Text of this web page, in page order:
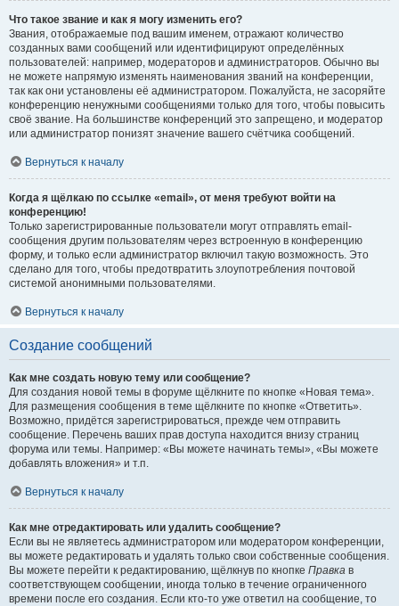
Что такое звание и как я могу изменить его?
Звания, отображаемые под вашим именем, отражают количество
созданных вами сообщений или идентифицируют определённых
пользователей: например, модераторов и администраторов. Обычно вы
не можете напрямую изменять наименования званий на конференции,
так как они установлены её администратором. Пожалуйста, не засоряйте
конференцию ненужными сообщениями только для того, чтобы повысить
своё звание. На большинстве конференций это запрещено, и модератор
или администратор понизят значение вашего счётчика сообщений.
Вернуться к началу
Когда я щёлкаю по ссылке «email», от меня требуют войти на
конференцию!
Только зарегистрированные пользователи могут отправлять email-
сообщения другим пользователям через встроенную в конференцию
форму, и только если администратор включил такую возможность. Это
сделано для того, чтобы предотвратить злоупотребления почтовой
системой анонимными пользователями.
Вернуться к началу
Создание сообщений
Как мне создать новую тему или сообщение?
Для создания новой темы в форуме щёлкните по кнопке «Новая тема».
Для размещения сообщения в теме щёлкните по кнопке «Ответить».
Возможно, придётся зарегистрироваться, прежде чем отправить
сообщение. Перечень ваших прав доступа находится внизу страниц
форума или темы. Например: «Вы можете начинать темы», «Вы можете
добавлять вложения» и т.п.
Вернуться к началу
Как мне отредактировать или удалить сообщение?
Если вы не являетесь администратором или модератором конференции,
вы можете редактировать и удалять только свои собственные сообщения.
Вы можете перейти к редактированию, щёлкнув по кнопке Правка в
соответствующем сообщении, иногда только в течение ограниченного
времени после его создания. Если кто-то уже ответил на сообщение, то